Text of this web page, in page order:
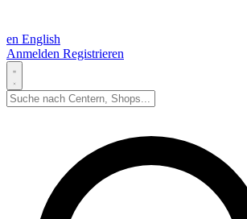
en English
Anmelden Registrieren